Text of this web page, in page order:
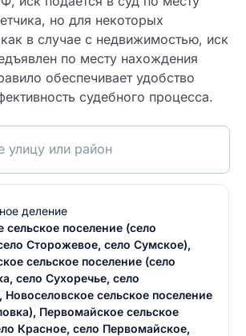
но для некоторых
в случае с недвижимостью, иск
по месту нахождения
обеспечивает удобство
судебного процесса.
улицу или район
деление
сельское поселение (село
Сторожевое, село Сумское),
сельское поселение (село
село Сухоречье, село
Новоселовское сельское поселение
Первомайское сельское
Красное, село Первомайское,